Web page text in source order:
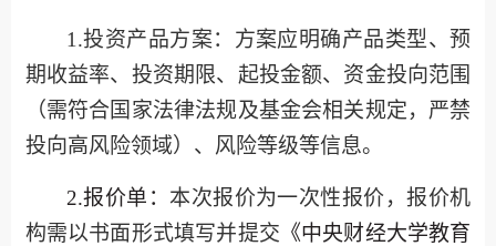
1.投资产品方案： 方案应明确产品类型、预
期收益率、投资期限、起投金额、资金投向范围
（需符合国家法律法规及基金会相关规定，严禁
投向高风险领域）、风险等级等信息。
2.报价单： 本次报价为一次性报价，报价机
构需以书面形式填写并提交 《中央财经大学教育